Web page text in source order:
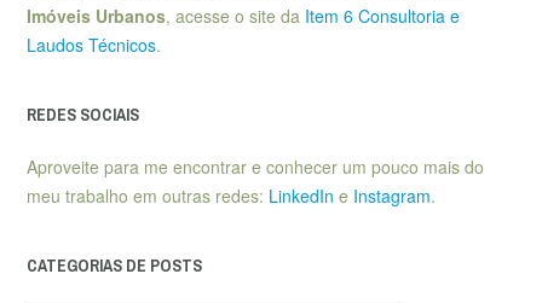
Imóveis Urbanos, acesse o site da Item 6 Consultoria e
Laudos Técnicos.
REDES SOCIAIS
Aproveite para me encontrar e conhecer um pouco mais do
meu trabalho em outras redes: LinkedIn e Instagram.
CATEGORIAS DE POSTS